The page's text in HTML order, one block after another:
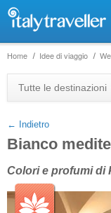
Home Idee di viaggio
Tutte le destinazioni
← Indietro
Bianco
Colori e profumi di
+
−